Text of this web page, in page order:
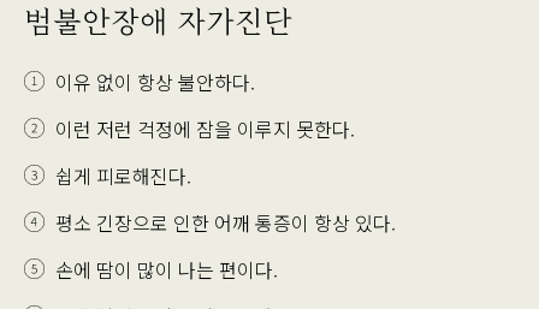
범불안장애 자가진단
이유 없이 항상 불안하다.
이런 저런 걱정에 잠을 이루지 못한다.
쉽게 피로해진다.
평소 긴장으로 인한 어깨 통증이 항상 있다.
손에 땀이 많이 나는 편이다.